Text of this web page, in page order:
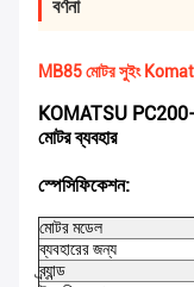
বর্ণনা
MB85 মোটর সুইং
KOMATSU PC200-
মোটর ব্যবহার
স্পেসিফিকেশন:
মোটর মডেল
ব্যবহারের জন্য
ব্র্যান্ড